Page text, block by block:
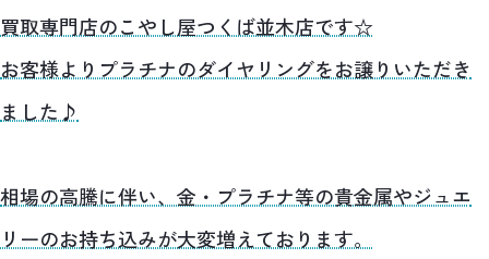
買取専門店のこやし屋つくば並木店です☆
お客様よりプラチナのダイヤリングをお譲りいただき
ました♪
相場の高騰に伴い、金・プラチナ等の貴金属やジュエ
リーのお持ち込みが大変増えております。